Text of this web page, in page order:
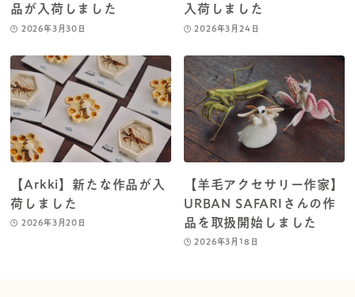
品が入荷しました
2026年3月30日
入荷しました
2026年3月24日
【Arkki】新たな作品が入
荷しました
2026年3月20日
【羊毛アクセサリー作家】
URBAN SAFARIさんの作
品を取扱開始しました
2026年3月18日